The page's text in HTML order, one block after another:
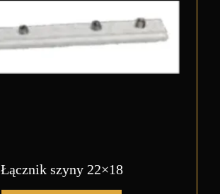
Łącznik szyny 22×18